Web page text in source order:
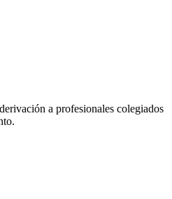
a profesionales colegiados